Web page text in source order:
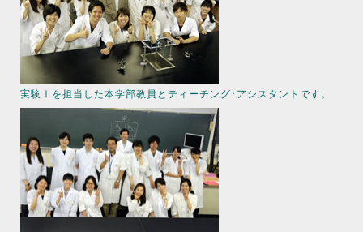
実験Ⅰを担当した本学部教員とティーチング･アシスタントです。